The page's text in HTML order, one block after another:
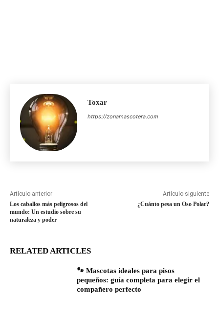
Toxar
https://zonamascotera.com
Artículo anterior
Los caballos más peligrosos del
mundo: Un estudio sobre su
naturaleza y poder
Artículo siguiente
¿Cuánto pesa un Oso Polar?
RELATED ARTICLES
🐾 Mascotas ideales para pisos
pequeños: guía completa para elegir el
compañero perfecto